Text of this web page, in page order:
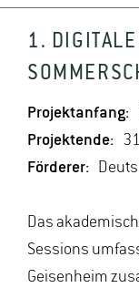
1.
Projektanfang:
Projektende:
Förderer:
Das
Sessions
Geisenheim